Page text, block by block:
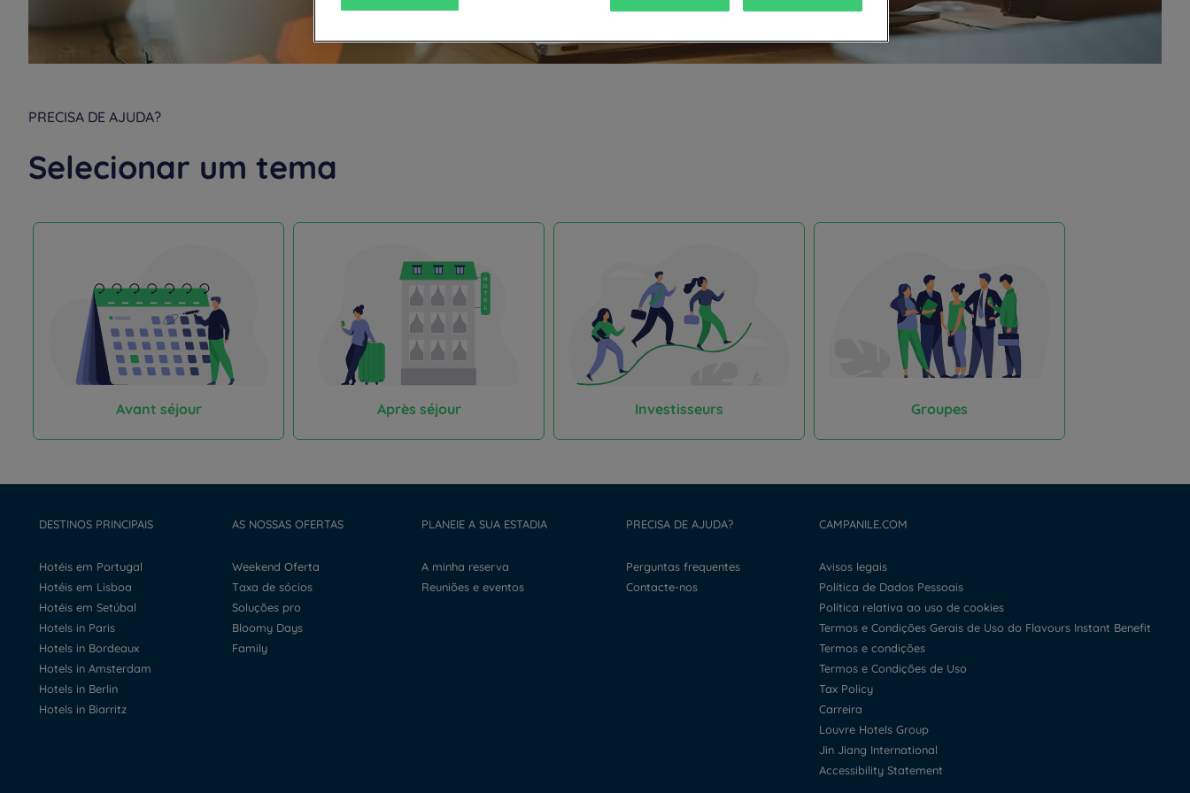
PRECISA DE AJUDA?
Selecionar um tema
Avant séjour Après séjour Investisseurs Groupes
DESTINOS PRINCIPAIS
Hotéis em Portugal
Hotéis em Lisboa
Hotéis em Setúbal
Hotels in Paris
Hotels in Bordeaux
Hotels in Amsterdam
Hotels in Berlin
Hotels in Biarritz
AS NOSSAS OFERTAS
Weekend Oferta
Taxa de sócios
Soluções pro
Bloomy Days
Family
PLANEIE A SUA ESTADIA
A minha reserva
Reuniões e eventos
PRECISA DE AJUDA?
Perguntas frequentes
Contacte-nos
CAMPANILE.COM
Avisos legais
Política de Dados Pessoais
Política relativa ao uso de cookies
Termos e Condições Gerais de Uso do Flavours Instant Benefit
Termos e condições
Termos e Condições de Uso
Tax Policy
Carreira
Louvre Hotels Group
Jin Jiang International
Accessibility Statement